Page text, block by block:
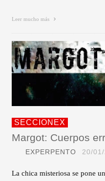
Leer mucho más
SECCIONEX
Margot: Cuerpos
EXPERPENTO 20/
La chica misteriosa se pone